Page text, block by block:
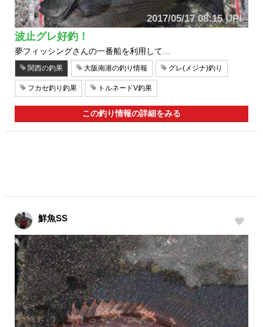
2017/05/17 08:15 UP!
波止グレ好釣！
夢フィッシングさんの一番船を利用して…
関西の釣果 大阪南港の釣り情報 グレ(メジナ)釣り
フカセ釣り釣果 トルネードV釣果
この釣り情報の詳細をみる
鮮魚SS